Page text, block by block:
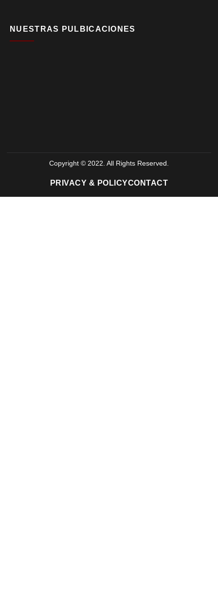
NUESTRAS PULBICACIONES
Copyright © 2022. All Rights Reserved.
PRIVACY & POLICYCONTACT